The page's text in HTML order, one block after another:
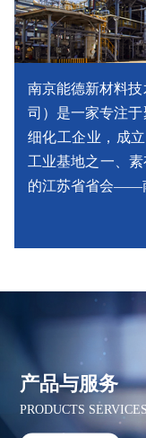
南京能德新材料
司）是一家专注
细化工企业，成
工业基地之一、
的江苏省省会——
产品与服务
PRODUCTS SERVICES